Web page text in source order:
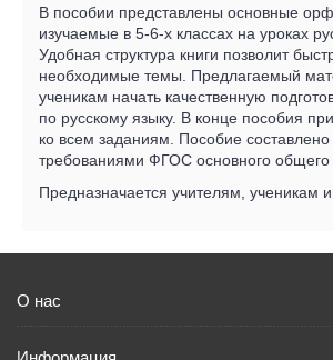
В пособии представлены основные
изучаемые в 5-6-х классах на уроках
Удобная структура книги позволит
необходимые темы. Предлагаемый
ученикам начать качественную
по русскому языку. В конце пособия
ко всем заданиям. Пособие составлено
требованиями ФГОС основного общего
Предназначается учителям, ученикам
О нас